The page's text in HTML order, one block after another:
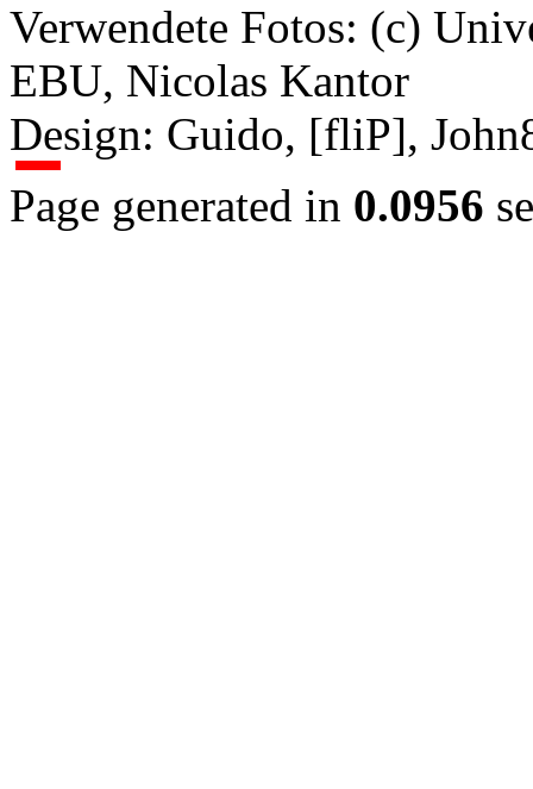
Verwendete Fotos: (c)
EBU, Nicolas Kantor
Design: Guido, [fliP],
Page generated in 0.0956